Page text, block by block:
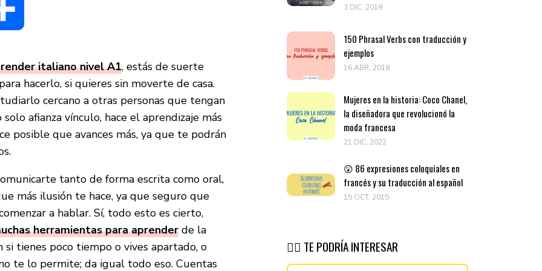
italiano nivel A1, estás de suerte
hacerlo, si quieres sin moverte de casa.
cercano a otras personas que tengan
afianza vínculo, hace el aprendizaje más
posible que avances más, ya que te podrán
tanto de forma escrita como oral,
más ilusión te hace, ya que seguro que
a hablar. Sí, todo esto es cierto,
herramientas para aprender de la
tienes poco tiempo o vives apartado, o
te lo permite; da igual todo eso. Cuentas
3 DIC, 2019
150 Phrasal Verbs con traducción y
ejemplos
16 ABR, 2018
Mujeres en la historia: Coco Chanel,
la diseñadora que revolucionó la
moda francesa
21 DIC, 2022
😲 86 expresiones coloquiales en
francés y su traducción al español
15 OCT, 2015
👉🏽 TE PODRÍA INTERESAR